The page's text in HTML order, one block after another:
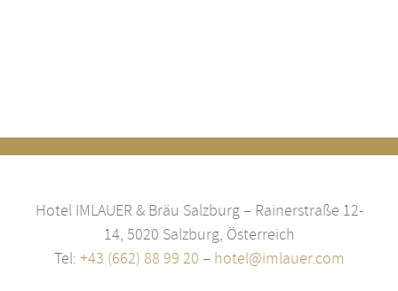
Hotel IMLAUER & Bräu Salzburg – Rainerstraße 12-
14, 5020 Salzburg, Österreich
Tel: +43 (662) 88 99 20 – hotel@imlauer.com